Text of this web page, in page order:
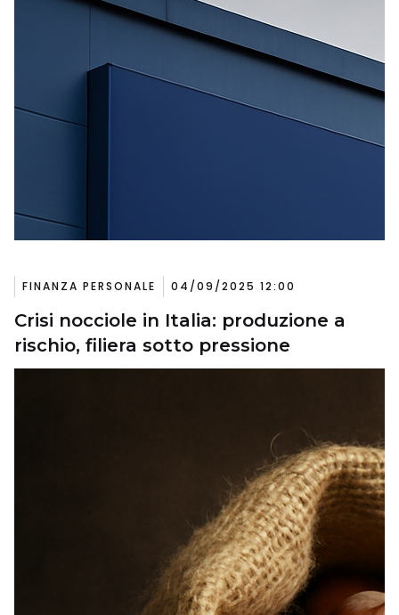
FINANZA PERSONALE 04/09/2025 12:00
Crisi nocciole in Italia: produzione a
rischio, filiera sotto pressione